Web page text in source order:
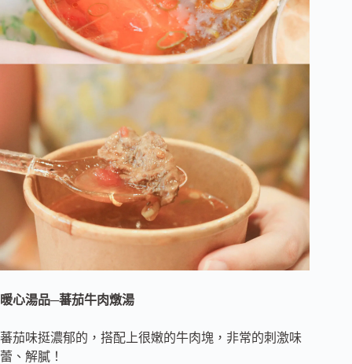
暖心湯品─蕃茄牛肉燉湯
蕃茄味挺濃郁的，搭配上很嫩的牛肉塊，非常的刺激味
蕾、解膩！